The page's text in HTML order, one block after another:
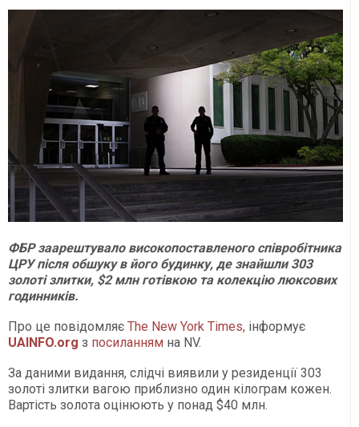
ФБР заарештувало високопоставленого співробітника
ЦРУ після обшуку в його будинку, де знайшли 303
золоті злитки, $2 млн готівкою та колекцію люксових
годинників.
Про це повідомляє The New York Times, інформує
UAINFO.org з посиланням на NV.
За даними видання, слідчі виявили у резиденції 303
золоті злитки вагою приблизно один кілограм кожен.
Вартість золота оцінюють у понад $40 млн.